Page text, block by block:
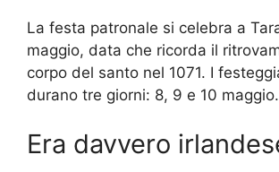
La festa patronale si celebra a
maggio, data che ricorda il
corpo del santo nel 1071. I
durano tre giorni: 8, 9 e 10 maggio.
Era davvero